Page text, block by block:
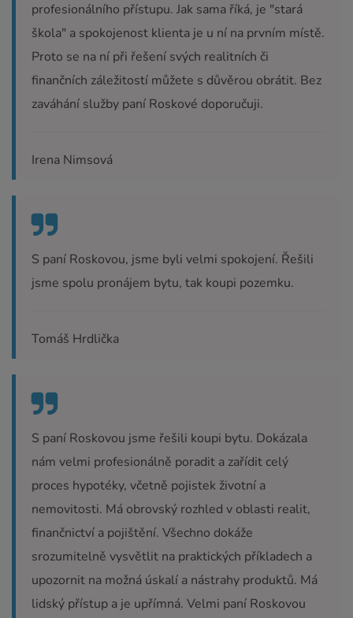
profesionálního přístupu. Jak sama říká, je "stará
škola" a spokojenost klienta je u ní na prvním místě.
Proto se na ní při řešení svých realitních či
finančních záležitostí můžete s důvěrou obrátit. Bez
zaváhání služby paní Roskové doporučuji.
Irena Nimsová
S paní Roskovou, jsme byli velmi spokojení. Řešili
jsme spolu pronájem bytu, tak koupi pozemku.
Tomáš Hrdlička
S paní Roskovou jsme řešili koupi bytu. Dokázala
nám velmi profesionálně poradit a zařídit celý
proces hypotéky, včetně pojistek životní a
nemovitosti. Má obrovský rozhled v oblasti realit,
finančnictví a pojištění. Všechno dokáže
srozumitelně vysvětlit na praktických příkladech a
upozornit na možná úskalí a nástrahy produktů. Má
lidský přístup a je upřímná. Velmi paní Roskovou